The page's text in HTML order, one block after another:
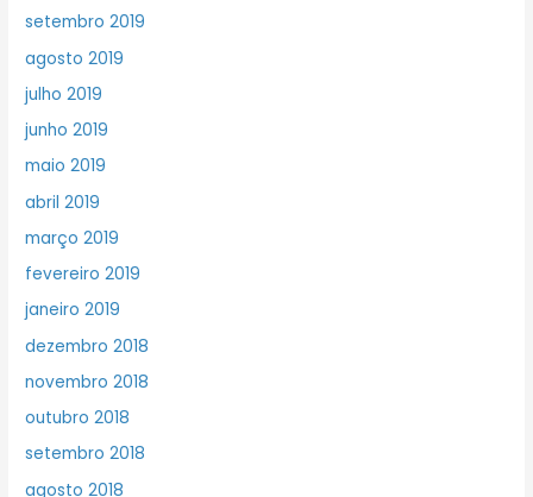
setembro 2019
agosto 2019
julho 2019
junho 2019
maio 2019
abril 2019
março 2019
fevereiro 2019
janeiro 2019
dezembro 2018
novembro 2018
outubro 2018
setembro 2018
agosto 2018